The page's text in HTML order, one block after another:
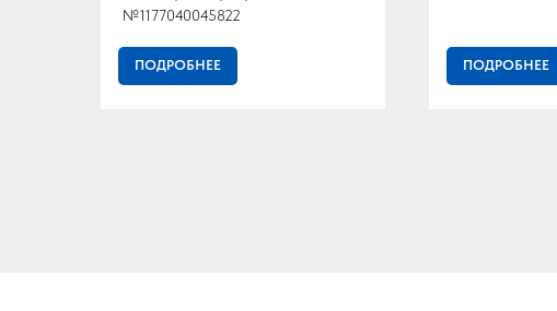
№1177040045822
ПОДРОБНЕЕ ПОДРОБНЕЕ